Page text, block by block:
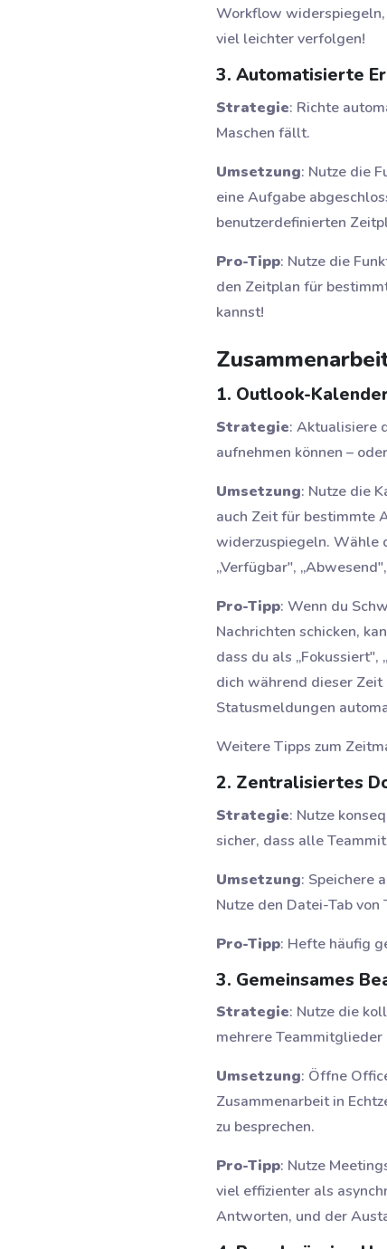
Workflow widerspiegeln,
viel leichter verfolgen!
3. Automatisierte
Strategie: Richte
Maschen fällt.
Umsetzung: Nutze die
eine Aufgabe
benutzerdefinierten
Pro-Tipp: Nutze die
den Zeitplan für
kannst!
1. Outlook-
Strategie: Aktualisiere
aufnehmen können –
Umsetzung: Nutze die
auch Zeit für bestimmte
widerzuspiegeln. Wähle
„Verfügbar",
Pro-Tipp: Wenn du
Nachrichten schicken,
dass du als
dich während dieser
Statusmeldungen
Weitere Tipps zum
2. Zentralisiertes
Strategie: Nutze
sicher, dass alle
Umsetzung: Speichere
Nutze den Datei-Tab
Pro-Tipp: Hefte häufig
3. Gemeinsames
Strategie: Nutze die
mehrere
Umsetzung: Öffne
Zusammenarbeit in
zu besprechen.
Pro-Tipp: Nutze
viel effizienter als
Antworten, und der